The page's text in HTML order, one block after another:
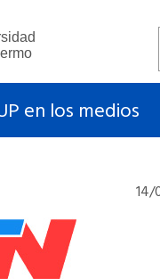
en los medios
14/